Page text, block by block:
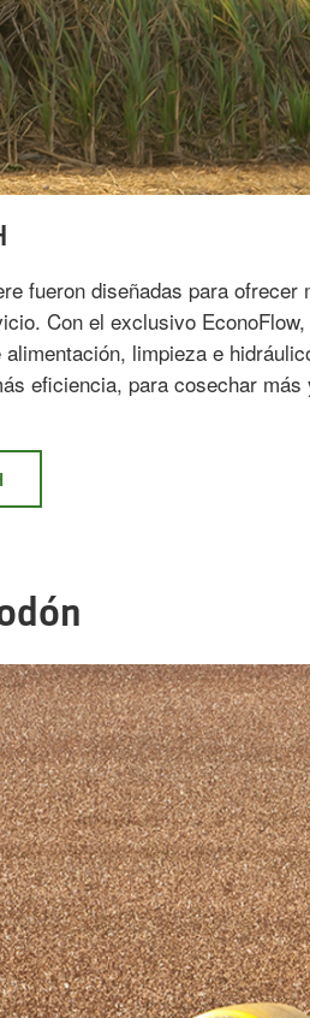
fueron diseñadas para ofrecer
Con el exclusivo EconoFlow,
limpieza e
eficiencia, para cosechar más